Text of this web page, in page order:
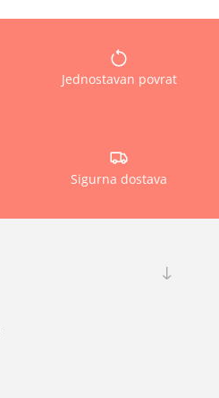
Jednostavan povrat
Sigurna dostava